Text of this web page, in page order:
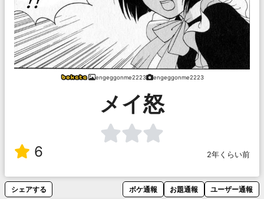
engeggonme2223 engeggonme2223
メイ怒
6 2年くらい前
シェアする ボケ通報 お題通報 ユーザー通報